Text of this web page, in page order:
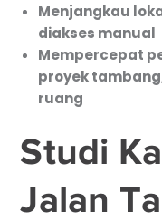
Menjangkau
diakses manual
Mempercepat
proyek
ruang
Studi
Jalan